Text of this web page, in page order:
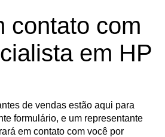
contato com
em HP
de vendas estão aqui para
formulário, e um representante
em contato com você por